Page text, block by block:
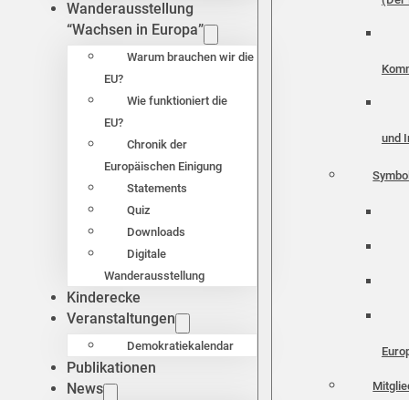
Wanderausstellung
“Wachsen in Europa”
Warum brauchen wir die
EU?
Wie funktioniert die
EU?
Chronik der
Europäischen Einigung
Statements
Quiz
Downloads
Digitale
Wanderausstellung
Kinderecke
Veranstaltungen
Demokratiekalendar
Publikationen
News
und